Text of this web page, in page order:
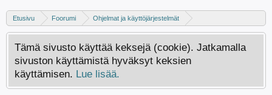
Etusivu Foorumi
Ohjelmat ja käyttöjärjestelmät
Ajuri- ja softaongelmat
Tämä sivusto käyttää keksejä (cookie). Jatkamalla
sivuston käyttämistä hyväksyt keksien
käyttämisen. Lue lisää.